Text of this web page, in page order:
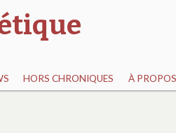
HORS CHRONIQUES À PROPOS